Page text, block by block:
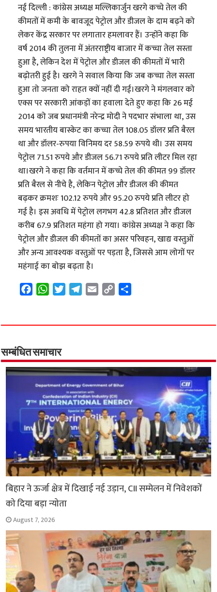
नई दिल्ली : कांग्रेस अध्यक्ष मल्लिकार्जुन खरगे कच्चे तेल की
कीमतों में कमी के बावजूद पेट्रोल और डीजल के दाम बढ़ने को
लेकर केंद्र सरकार पर लगातार हमलावर हैं। उन्होंने कहा कि
वर्ष 2014 की तुलना में अंतरराष्ट्रीय बाजार में कच्चा तेल सस्ता
हुआ है, लेकिन देश में पेट्रोल और डीजल की कीमतों में भारी
बढ़ोतरी हुई है। खरगे ने सवाल किया कि जब कच्चा तेल सस्ता
हुआ तो जनता को राहत क्यों नहीं दी गई।खरगे ने मंगलवार को
एक्स पर सरकारी आंकड़ों का हवाला देते हुए कहा कि 26 मई
2014 को जब प्रधानमंत्री नरेन्द्र मोदी ने पदभार संभाला था, उस
समय भारतीय बास्केट का कच्चा तेल 108.05 डॉलर प्रति बैरल
था और डॉलर-रुपया विनिमय दर 58.59 रुपये थी। उस समय
पेट्रोल 71.51 रुपये और डीजल 56.71 रुपये प्रति लीटर मिल रहा
था।खरगे ने कहा कि वर्तमान में कच्चे तेल की कीमत 99 डॉलर
प्रति बैरल से नीचे है, लेकिन पेट्रोल और डीजल की कीमत
बढ़कर क्रमशः 102.12 रुपये और 95.20 रुपये प्रति लीटर हो
गई है। इस अवधि में पेट्रोल लगभग 42.8 प्रतिशत और डीजल
करीब 67.9 प्रतिशत महंगा हो गया। कांग्रेस अध्यक्ष ने कहा कि
पेट्रोल और डीजल की कीमतों का असर परिवहन, खाद्य वस्तुओं
और अन्य आवश्यक वस्तुओं पर पड़ता है, जिससे आम लोगों पर
महंगाई का बोझ बढ़ता है।
F
e
o
o
k
W
t
A
p
p
T
t
r
T
e
a
m
E
i
C
y
n
k
r
सम्बंधित समाचार
बिहार ने ऊर्जा क्षेत्र में दिखाई नई उड़ान, CII सम्मेलन में निवेशकों
को दिया बड़ा न्योता
August 7, 2026